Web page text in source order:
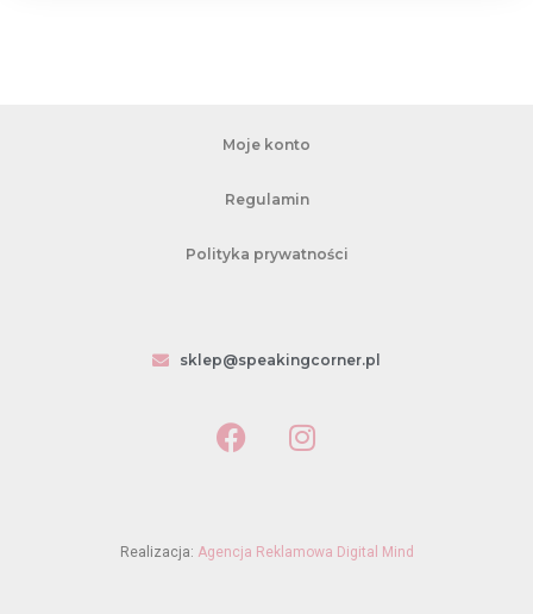
Moje konto
Regulamin
Polityka prywatności
sklep@speakingcorner.pl
Realizacja: Agencja Reklamowa Digital Mind